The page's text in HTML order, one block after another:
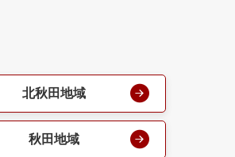
北秋田地域
秋田地域